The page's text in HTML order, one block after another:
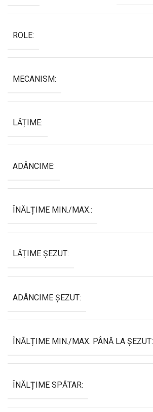
ROLE:
MECANISM:
LĂȚIME:
ADÂNCIME:
ÎNĂLȚIME MIN./MAX.:
LĂȚIME ȘEZUT:
ADÂNCIME ȘEZUT:
ÎNĂLȚIME MIN./MAX. PÂNĂ LA ȘEZUT:
ÎNĂLȚIME SPĂTAR: